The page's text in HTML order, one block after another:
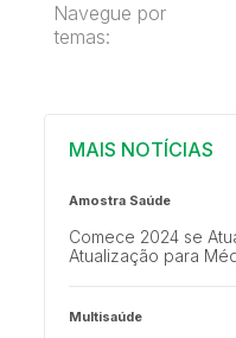
Navegue por
temas:
MAIS NOTÍCIAS
Amostra Saúde
Comece 2024 se
Atualização para
Multisaúde